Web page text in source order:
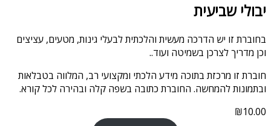
יבולי שביעית
בחוברת זו יש הדרכה מעשית והלכתית לבעלי גינות, מטעים, עציצים
וכן מדריך לצרכן בשמיטה ועוד..
חוברת זו מרכזת בתוכה מידע הלכתי ומקצועי רב, המלווה בטבלאות
ובתמונות להמחשה. החוברת כתובה בשפה קלה ובהירה לכל קורא.
₪10.00